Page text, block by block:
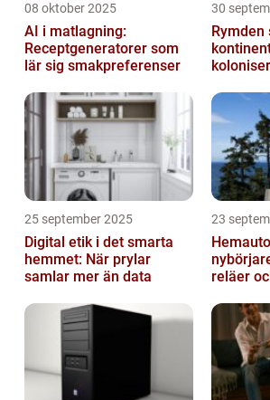
08 oktober 2025
AI i matlagning:
Receptgeneratorer som
lär sig smakpreferenser
30
25 september 2025
Digital etik i det smarta
hemmet: När prylar
samlar mer än data
23
reläer